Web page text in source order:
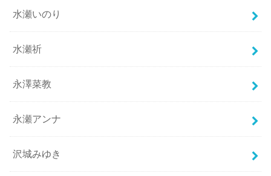
水瀬いのり
水瀬祈
永澤菜教
永瀬アンナ
沢城みゆき